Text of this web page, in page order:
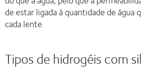
de estar ligada à quantidade de água
cada lente.
Tipos de hidrogéis com